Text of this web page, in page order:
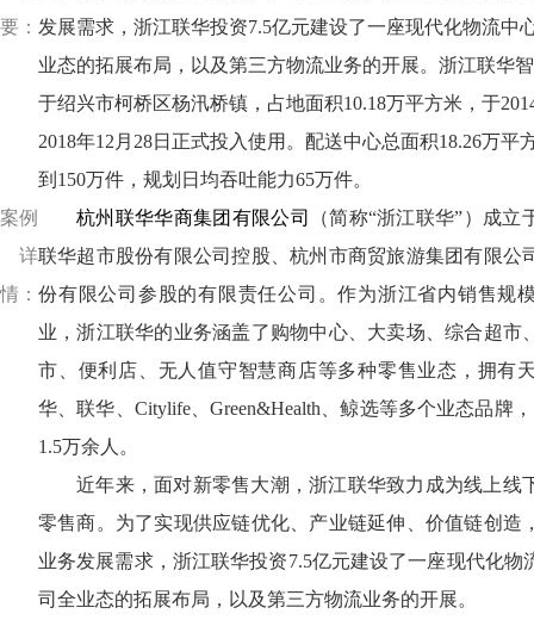
要： 发展需求，浙江联华投资7.5亿元建设了一座现代化物流中
业态的拓展布局，以及第三方物流业务的开展。浙江联华
于绍兴市柯桥区杨汛桥镇，占地面积10.18万平方米，于
2018年12月28日正式投入使用。配送中心总面积18.26万平
到150万件，规划日均吞吐能力65万件。
案例
详
情：
杭州联华华商集团有限公司
（简称“浙江联华”）成立
联华超市股份有限公司控股、杭州市商贸旅游集团有限公
份有限公司参股的有限责任公司。作为浙江省内销售规
业，浙江联华的业务涵盖了购物中心、大卖场、综合超市
市、便利店、无人值守智慧商店等多种零售业态，拥有
华、联华、Citylife、Green&Health、鲸选等多个业态品牌
1.5万余人。
近年来，面对新零售大潮，浙江联华致力成为线上线
零售商。为了实现供应链优化、产业链延伸、价值链创造
业务发展需求，浙江联华投资7.5亿元建设了一座现代化物
司全业态的拓展布局，以及第三方物流业务的开展。